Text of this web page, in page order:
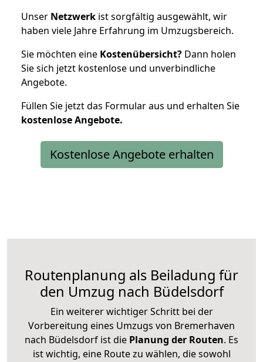
Unser Netzwerk ist sorgfältig ausgewählt, wir
haben viele Jahre Erfahrung im Umzugsbereich.
Sie möchten eine Kostenübersicht? Dann holen
Sie sich jetzt kostenlose und unverbindliche
Angebote.
Füllen Sie jetzt das Formular aus und erhalten Sie
kostenloseAngebote.
Kostenlose Angebote erhalten
Routenplanung als Beiladung für
den Umzug nach Büdelsdorf
Ein weiterer wichtiger Schritt bei der
Vorbereitung eines Umzugs von Bremerhaven
nach Büdelsdorf ist die Planung der Routen. Es
ist wichtig, eine Route zu wählen, die sowohl